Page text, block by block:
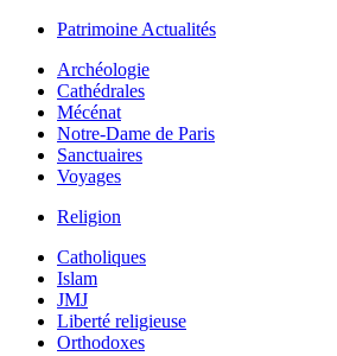
Patrimoine Actualités
Archéologie
Cathédrales
Mécénat
Notre-Dame de Paris
Sanctuaires
Voyages
Religion
Catholiques
Islam
JMJ
Liberté religieuse
Orthodoxes